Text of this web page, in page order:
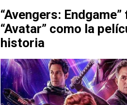
“Avengers:
“Avatar” como la
historia